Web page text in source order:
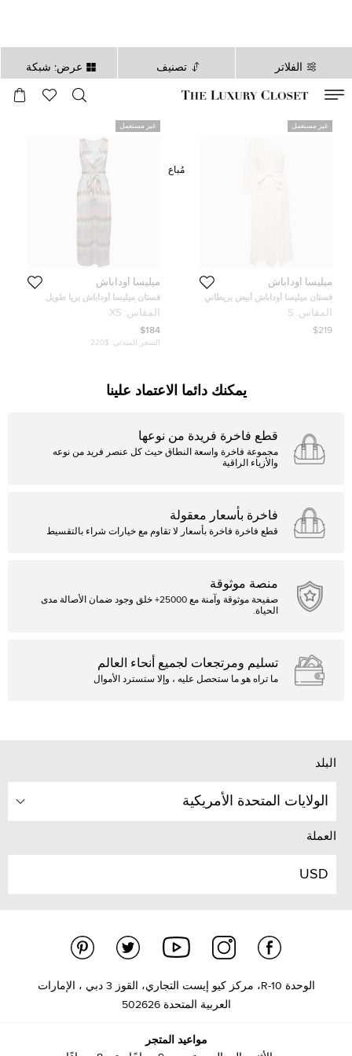
الفلاتر تصنيف عرض: شبكة
ثانية
غير مستعمل
ميليسا أوداباش
فستان ميليسا أوداباش أبيض بريطاني
أنجليزي كتف واحد ميدي مقاس صغير
المقاس: S
$219
غير مستعمل
ميليسا أوداباش
فستان ميليسا أوداباش بريا طويل
محاك بألوان متعددة متعرج مقاس
صغير جداً
المقاس: XS
$184
السعر المبدئي: $220
مُباع
يمكنك دائما الاعتماد علينا
قطع فاخرة فريدة من نوعها
مجموعة فاخرة واسعة النطاق حيث كل عنصر فريد من نوعه
والأزياء الراقية
فاخرة بأسعار معقولة
قطع فاخرة فاخرة بأسعار لا تقاوم مع خيارات شراء بالتقسيط
منصة موثوقة
صفيحة موثوقة وآمنة مع 25000+ خلق وجود ضمان الأصالة مدى
الحياة.
تسليم ومرتجعات لجميع أنحاء العالم
ما تراه هو ما ستحصل عليه ، وإلا ستسترد الأموال
البلد
الولايات المتحدة الأمريكية
العملة
USD
الوحدة R-10، مركز كيو إيست التجاري، القوز 3 دبي ، الإمارات
العربية المتحدة 502626
مواعيد المتجر